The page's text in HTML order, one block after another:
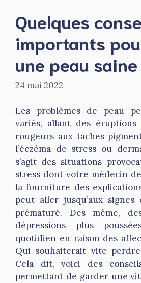
Quelques
importants
une peau saine
24 mai 2022
Les problèmes de peau
variés, allant des
rougeurs aux taches
l’éczéma de stress ou
s’agit des situations
stress dont votre médecin
la fourniture des
peut aller jusqu’aux signes
prématuré. Des même,
dépressions plus
quotidien en raison des
Qui souhaiterait vite
Cela dit, voici des
permettant de garder une